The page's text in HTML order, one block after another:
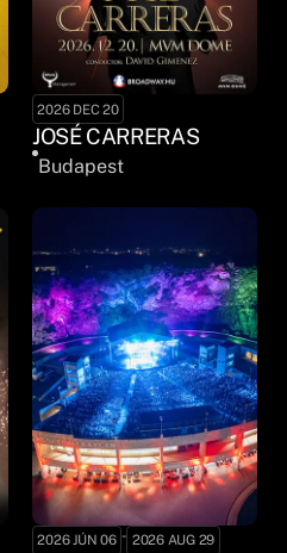
2026 DEC 20
JOSÉ CARRERAS
Budapest
2026 JÚN 06 - 2026 AUG 29